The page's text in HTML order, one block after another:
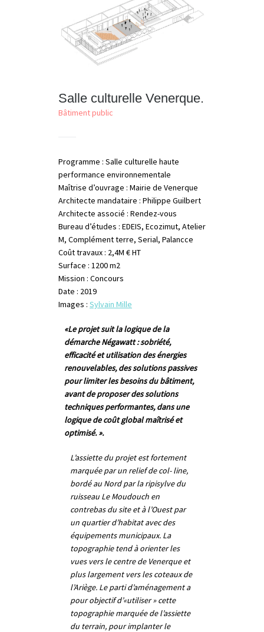
Salle culturelle Venerque.
Bâtiment public
Programme : Salle culturelle haute
performance environnementale
Maîtrise d’ouvrage : Mairie de Venerque
Architecte mandataire : Philippe Guilbert
Architecte associé : Rendez-vous
Bureau d’études : EDEIS, Ecozimut, Atelier
M, Complément terre, Serial, Palancce
Coût travaux : 2,4M € HT
Surface : 1200 m2
Mission : Concours
Date : 2019
Images : Sylvain Mille
«Le projet suit la logique de la
démarche Négawatt : sobriété,
efficacité et utilisation des énergies
renouvelables, des solutions passives
pour limiter les besoins du bâtiment,
avant de proposer des solutions
techniques performantes, dans une
logique de coût global maîtrisé et
optimisé. ».
L’assiette du projet est fortement
marquée par un relief de col- line,
bordé au Nord par la ripisylve du
ruisseau Le Moudouch en
contrebas du site et à l’Ouest par
un quartier d’habitat avec des
équipements municipaux. La
topographie tend à orienter les
vues vers le centre de Venerque et
plus largement vers les coteaux de
l’Ariège. Le parti d’aménagement a
pour objectif d’«utiliser » cette
topographie marquée de l’assiette
du terrain, pour implanter le